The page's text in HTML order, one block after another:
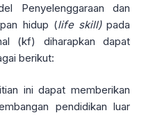
Penyelenggaraan dan
hidup (life skill)pada
(kf) diharapkan dapat
berikut:
ini dapat memberikan
pendidikan luar